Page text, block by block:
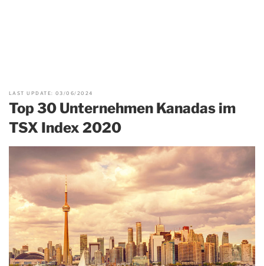
LAST UPDATE: 03/06/2024
Top 30 Unternehmen Kanadas im
TSX Index 2020